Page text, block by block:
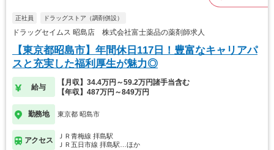
正社員 ドラッグストア（調剤併設）
ドラッグセイムス 昭島店 株式会社富士薬品の薬剤師求人
【東京都昭島市】年間休日117日！豊富なキャリアパ
スと充実した福利厚生が魅力◎
給与
【月収】34.4万円～59.2万円諸手当含む
【年収】487万円～849万円
勤務地 東京都 昭島市
アクセス
ＪＲ青梅線 拝島駅
ＪＲ五日市線 拝島駅…ほか